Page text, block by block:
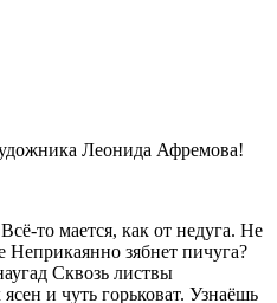
Леонида Афремова!
то мается, как от недуга. Не
Неприкаянно зябнет пичуга?
Сквозь листвы
и чуть горьковат. Узнаёшь